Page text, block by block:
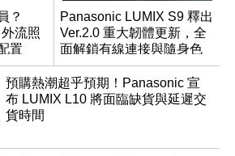
？
流照
置
Panasonic LUMIX S9 釋出
Ver.2.0 重大韌體更新，全
面解鎖有線連接與隨身色
調編輯
預購熱潮超乎預期！Panasonic 宣
布 LUMIX L10 將面臨缺貨與延遲交
貨時間